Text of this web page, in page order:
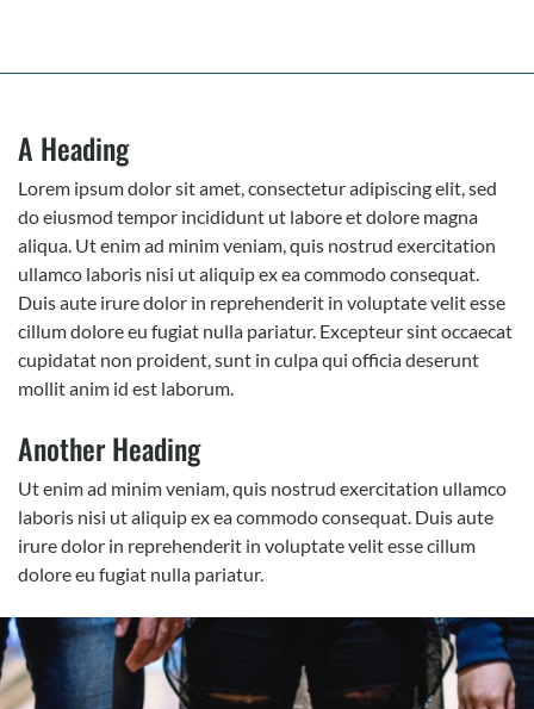
A Heading
Lorem ipsum dolor sit amet, consectetur adipiscing elit, sed
do eiusmod tempor incididunt ut labore et dolore magna
aliqua. Ut enim ad minim veniam, quis nostrud exercitation
ullamco laboris nisi ut aliquip ex ea commodo consequat.
Duis aute irure dolor in reprehenderit in voluptate velit esse
cillum dolore eu fugiat nulla pariatur. Excepteur sint occaecat
cupidatat non proident, sunt in culpa qui officia deserunt
mollit anim id est laborum.
Another Heading
Ut enim ad minim veniam, quis nostrud exercitation ullamco
laboris nisi ut aliquip ex ea commodo consequat. Duis aute
irure dolor in reprehenderit in voluptate velit esse cillum
dolore eu fugiat nulla pariatur.